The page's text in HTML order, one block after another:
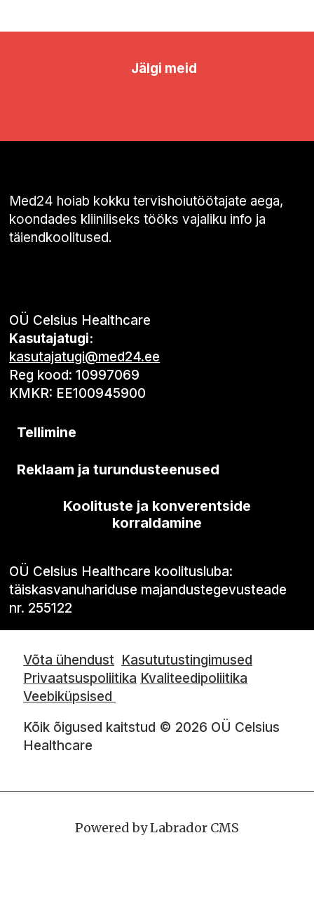
Jälgi meid
Med24 hoiab kokku tervishoiutöötajate aega,
koondades kliiniliseks tööks vajaliku info ja
täiendkoolitused.
OÜ Celsius Healthcare
Kasutajatugi:
kasutajatugi@med24.ee
Reg kood: 10997069
KMKR: EE100945900
Tellimine
Reklaam ja turundusteenused
Koolituste ja konverentside
korraldamine
OÜ Celsius Healthcare koolitusluba:
täiskasvanuhariduse majandustegevusteade
nr. 255122
Võta ühendust Kasututustingimused
Privaatsuspoliitika Kvaliteedipoliitika
Veebiküpsised
Kõik õigused kaitstud © 2026 OÜ Celsius
Healthcare
Powered by Labrador CMS